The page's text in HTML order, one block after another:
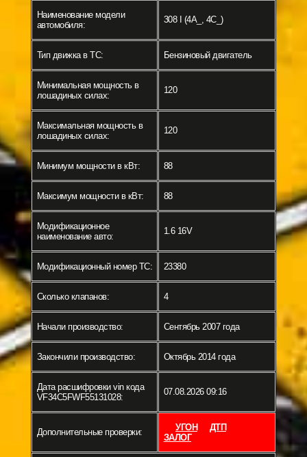
Наименование модели
автомобиля:
308 I (4A_, 4C_)
Тип движка в ТС: Бензиновый двигатель
Минимальная мощность в
лошадиных силах:
120
Максимальная мощность в
лошадиных силах:
120
Минимум мощности в кВт: 88
Максимум мощности в кВт: 88
Модификационное
наименование авто:
1.6 16V
Модификационный номер ТС: 23380
Сколько клапанов: 4
Начали производство: Сентябрь 2007 года
Закончили производство: Октябрь 2014 года
Дата расшифровки vin кода
VF34C5FWF55131028:
07.08.2026 09:16
Дополнительные проверки: УГОН
ДТП
ЗАЛОГ